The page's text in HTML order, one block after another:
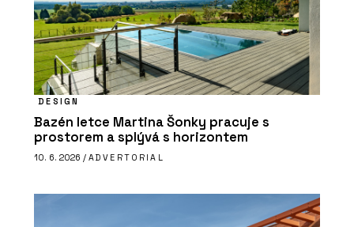
DESIGN
Bazén letce Martina Šonky pracuje s
prostorem a splývá s horizontem
10. 6. 2026 / ADVERTORIAL